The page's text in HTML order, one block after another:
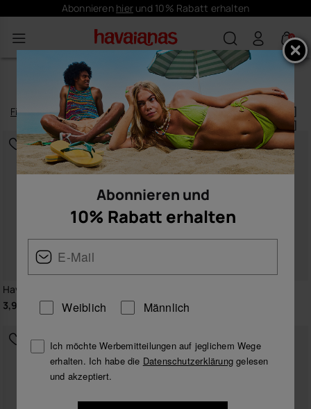
Kostenloser Versand - Ab 50€
0
HERREN-ACCESSOIRES
Produkte|
Filternundsortieren
Havaianas Top Charms Flags
3,90 €
6,90 €
Abonnieren und
10% Rabatt erhalten
Weiblich Männlich
Ich möchte Werbemitteilungen auf jeglichem Wege
erhalten. Ich habe die Datenschutzerklärung gelesen
und akzeptiert.